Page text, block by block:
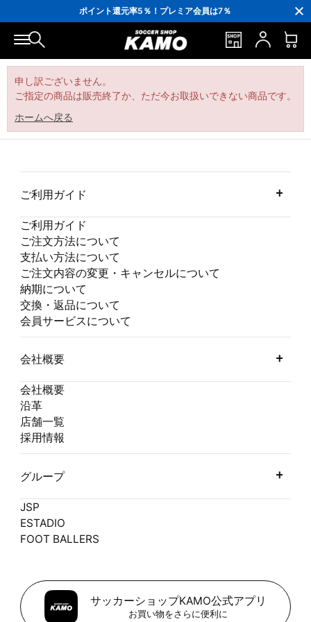
ポイント還元率5％！プレミア会員は7％
会員の方にはお誕生月に「10％OFFクーポン」プレゼント！
16,000円(税込)以上でシューズケースプレゼント！
3,300円(税込)以上で送料無料！
申し訳ございません。
ご指定の商品は販売終了か、ただ今お取扱いできない商品です。
ホームへ戻る
ご利用ガイド
ご利用ガイド
ご注文方法について
支払い方法について
ご注文内容の変更・キャンセルについて
納期について
交換・返品について
会員サービスについて
会社概要
会社概要
沿革
店舗一覧
採用情報
グループ
JSP
ESTADIO
FOOT BALLERS
サッカーショップKAMO公式アプリ
お買い物をさらに便利に